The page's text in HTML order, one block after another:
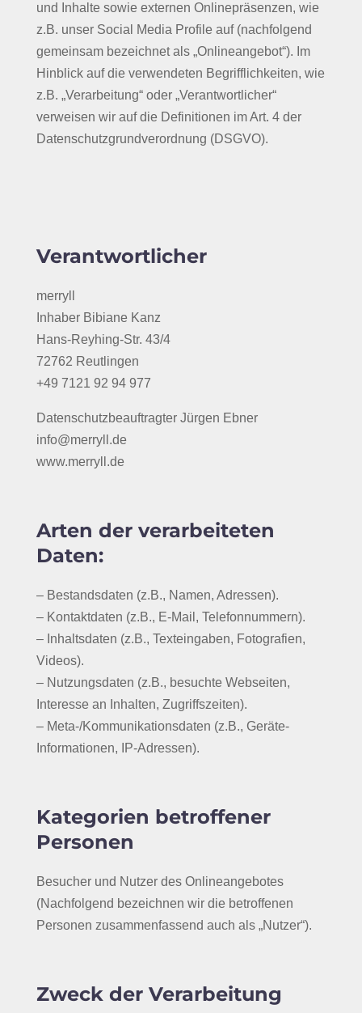
und Inhalte sowie externen Onlinepräsenzen, wie
z.B. unser Social Media Profile auf (nachfolgend
gemeinsam bezeichnet als „Onlineangebot“). Im
Hinblick auf die verwendeten Begrifflichkeiten, wie
z.B. „Verarbeitung“ oder „Verantwortlicher“
verweisen wir auf die Definitionen im Art. 4 der
Datenschutzgrundverordnung (DSGVO).
Verantwortlicher
merryll
Inhaber Bibiane Kanz
Hans-Reyhing-Str. 43/4
72762 Reutlingen
+49 7121 92 94 977
Datenschutzbeauftragter Jürgen Ebner
info@merryll.de
www.merryll.de
Arten der verarbeiteten
Daten:
– Bestandsdaten (z.B., Namen, Adressen).
– Kontaktdaten (z.B., E-Mail, Telefonnummern).
– Inhaltsdaten (z.B., Texteingaben, Fotografien,
Videos).
– Nutzungsdaten (z.B., besuchte Webseiten,
Interesse an Inhalten, Zugriffszeiten).
– Meta-/Kommunikationsdaten (z.B., Geräte-
Informationen, IP-Adressen).
Kategorien betroffener
Personen
Besucher und Nutzer des Onlineangebotes
(Nachfolgend bezeichnen wir die betroffenen
Personen zusammenfassend auch als „Nutzer“).
Zweck der Verarbeitung